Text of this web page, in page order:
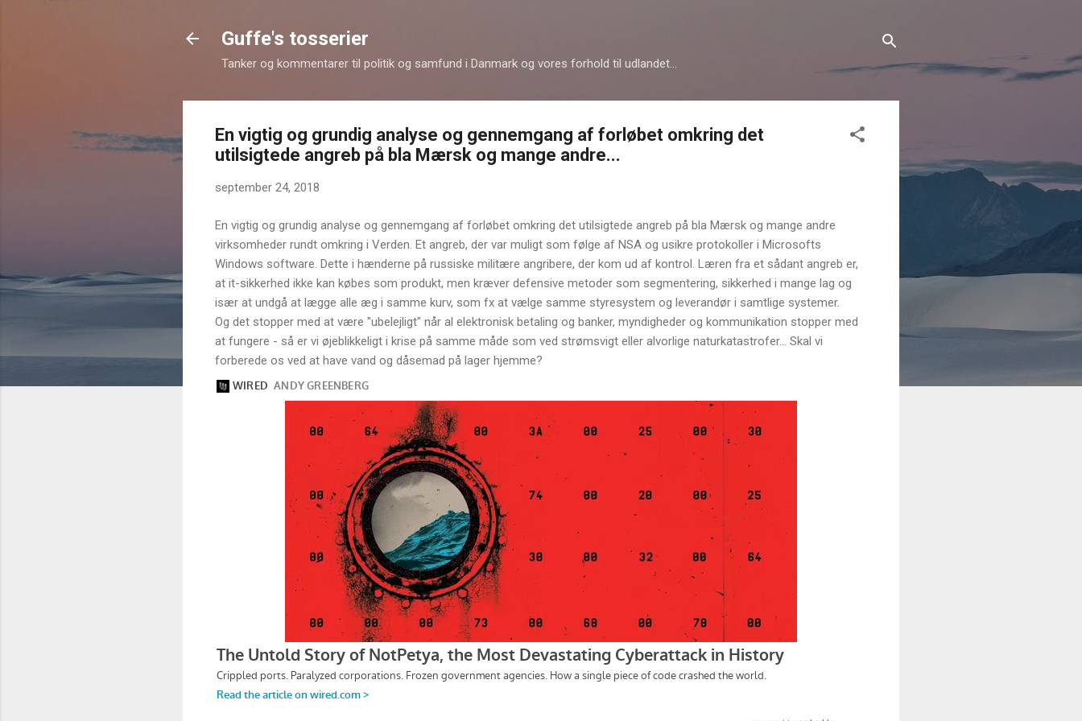
Guffe's tosserier
Tanker og kommentarer til politik og samfund i Danmark og vores forhold til udlandet...
En vigtig og grundig analyse og gennemgang af forløbet omkring det
utilsigtede angreb på bla Mærsk og mange andre...
september 24, 2018
En vigtig og grundig analyse og gennemgang af forløbet omkring det utilsigtede angreb på bla Mærsk og mange andre
virksomheder rundt omkring i Verden. Et angreb, der var muligt som følge af NSA og usikre protokoller i Microsofts
Windows software. Dette i hænderne på russiske militære angribere, der kom ud af kontrol. Læren fra et sådant angreb er,
at it-sikkerhed ikke kan købes som produkt, men kræver defensive metoder som segmentering, sikkerhed i mange lag og
især at undgå at lægge alle æg i samme kurv, som fx at vælge samme styresystem og leverandør i samtlige systemer.
Og det stopper med at være "ubelejligt" når al elektronisk betaling og banker, myndigheder og kommunikation stopper med
at fungere - så er vi øjeblikkeligt i krise på samme måde som ved strømsvigt eller alvorlige naturkatastrofer... Skal vi
forberede os ved at have vand og dåsemad på lager hjemme?